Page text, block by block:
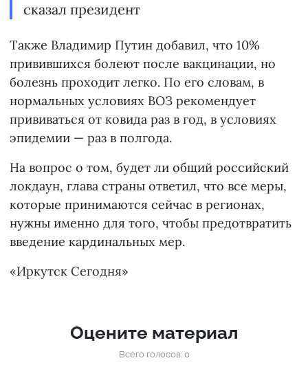
сказал президент
Также Владимир Путин добавил, что 10%
привившихся болеют после вакцинации, но
болезнь проходит легко. По его словам, в
нормальных условиях ВОЗ рекомендует
прививаться от ковида раз в год, в условиях
эпидемии — раз в полгода.
На вопрос о том, будет ли общий российский
локдаун, глава страны ответил, что все меры,
которые принимаются сейчас в регионах,
нужны именно для того, чтобы предотвратить
введение кардинальных мер.
«Иркутск Сегодня»
Оцените материал
Всего голосов: 0